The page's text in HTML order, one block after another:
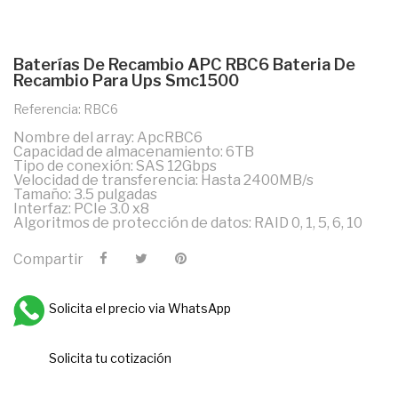
Baterías De Recambio APC RBC6 Bateria De
Recambio Para Ups Smc1500
Referencia: RBC6
Nombre del array: ApcRBC6
Capacidad de almacenamiento: 6TB
Tipo de conexión: SAS 12Gbps
Velocidad de transferencia: Hasta 2400MB/s
Tamaño: 3.5 pulgadas
Interfaz: PCIe 3.0 x8
Algoritmos de protección de datos: RAID 0, 1, 5, 6, 10
Compartir
Solicita el precio via WhatsApp
Solicita tu cotización